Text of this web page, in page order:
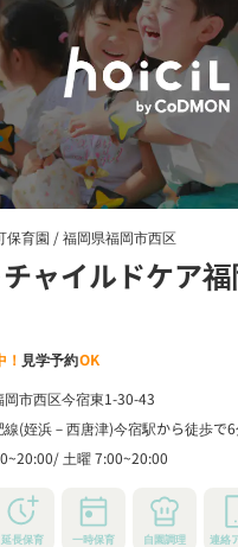
保育園 /福岡県福岡市西区
ャイルドケア
見学予約OK
岡市西区今宿東1-30-43
線(姪浜－西唐津)今宿駅から徒歩で
土曜 7:00~20:00
延長保育 一時保育 自園調理 連絡